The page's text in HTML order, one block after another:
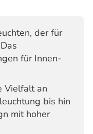
der für
für Innen-
Vielfalt an
bis hin
mit hoher